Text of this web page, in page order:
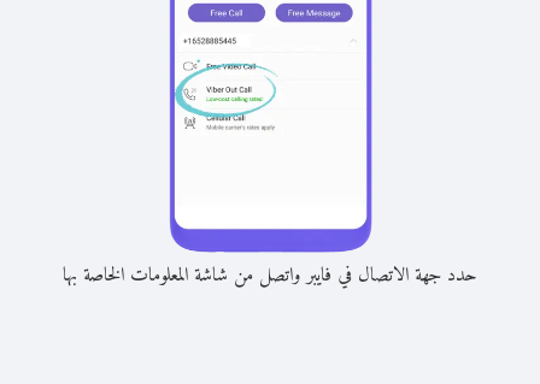
حدد جهة الاتصال في فايبر واتصل من شاشة المعلومات الخاصة بها